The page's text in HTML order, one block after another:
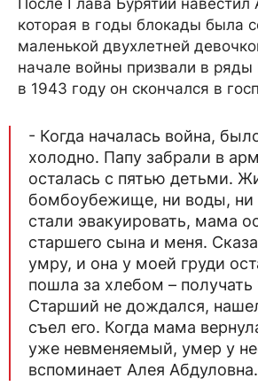
которая в годы блокады была
маленькой двухлетней
начале войны призвали в
в 1943 году он скончался в
- Когда началась война,
холодно. Папу забрали в
осталась с пятью детьми.
бомбоубежище, ни воды, ни
стали эвакуировать, мама
старшего сына и меня.
умру, и она у моей груди
пошла за хлебом –
Старший не дождался,
съел его. Когда мама
уже невменяемый, умер у
вспоминает Алея Абдуловна.